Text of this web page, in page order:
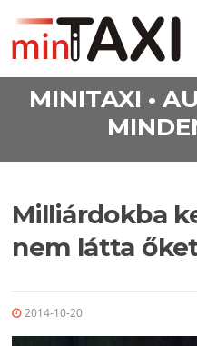
MINITAXI •
Milliárdokba
nem látta
2014-10-20